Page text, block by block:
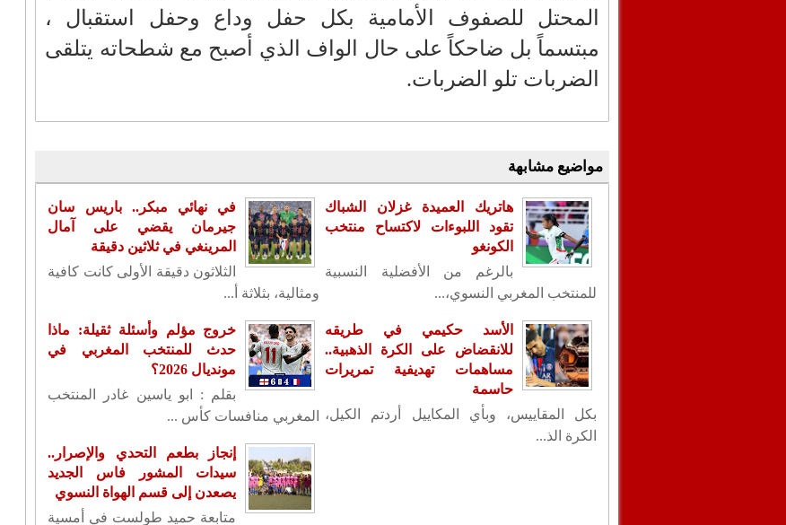
المحتل للصفوف الأمامية بكل حفل وداع وحفل استقبال ،
مبتسماً بل ضاحكاً على حال الواف الذي أصبح مع شطحاته يتلقى
الضربات تلو الضربات.
مواضيع مشابهة
هاتريك العميدة غزلان الشباك
تقود اللبوءات لاكتساح منتخب
الكونغو
بالرغم من الأفضلية النسبية
للمنتخب المغربي النسوي،...
في نهائي مبكر.. باريس سان
جيرمان يقضي على آمال
المرينغي في ثلاثين دقيقة
الثلاثون دقيقة الأولى كانت كافية
ومثالية، بثلاثة أ...
الأسد حكيمي في طريقه
للانقضاض على الكرة الذهبية..
مساهمات تهديفية تمريرات
حاسمة
بكل المقاييس، وبأي المكاييل أردتم الكيل،
الكرة الذ...
خروج مؤلم وأسئلة ثقيلة: ماذا
حدث للمنتخب المغربي في
مونديال 2026؟
بقلم : ابو ياسين غادر المنتخب
المغربي منافسات كأس ...
إنجاز بطعم التحدي والإصرار..
سيدات المشور فاس الجديد
يصعدن إلى قسم الهواة النسوي
متابعة حميد طولست في أمسية